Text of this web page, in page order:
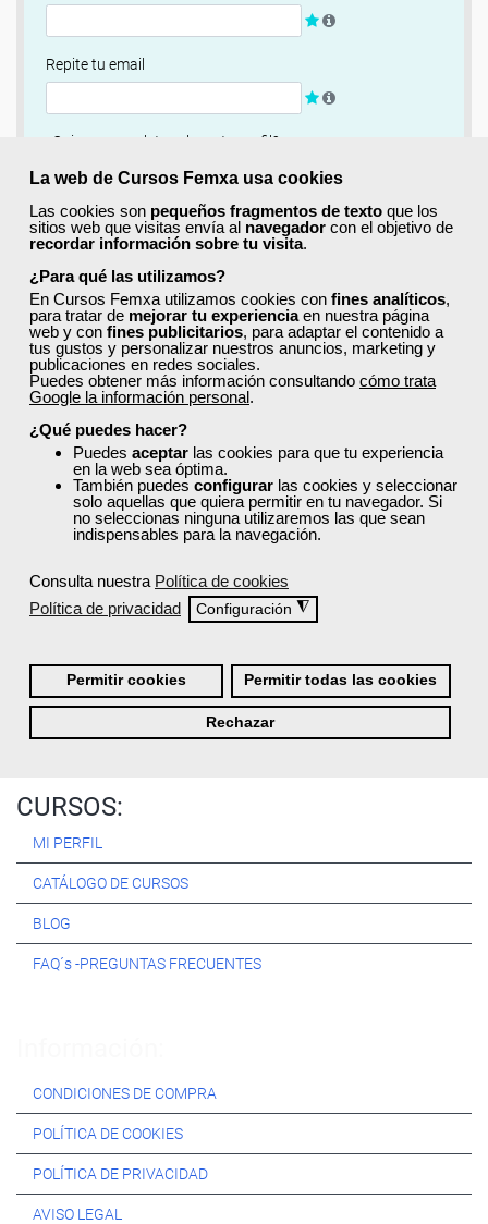
La web de Cursos Femxa usa cookies
Las cookies son pequeños fragmentos de texto que los
sitios web que visitas envía al navegador con el objetivo de
recordar información sobre tu visita.
¿Para qué las utilizamos?
En Cursos Femxa utilizamos cookies con fines analíticos,
para tratar de mejorar tu experienciaen nuestra página
web y con fines publicitarios, para adaptar el contenido a
tus gustos y personalizar nuestros anuncios, marketing y
publicaciones en redes sociales.
Puedes obtener más información consultando cómo trata
Google la información personal.
¿Qué puedes hacer?
Puedes aceptar las cookies para que tu experiencia
en la web sea óptima.
También puedes configurar las cookies y seleccionar
solo aquellas que quiera permitir en tu navegador. Si
no seleccionas ninguna utilizaremos las que sean
indispensables para la navegación.
Consulta nuestra Política de cookies
Política de privacidad
Configuración ◮
Permitir cookies Permitir todas las cookies
Rechazar
Repite tu email
¿Quieres completar ahora tu perfil?
Si
No, completaré mi perfil más adelante
Newsletter
Si, quiero recibir información sobre cursos, ofertas
exclusivas y recursos para el aprendizaje.
Términos y condiciones
He leído y acepto la Política de Privacidad
Registrarse
Quiénes Somos:
Especialistas en consultoría y formación para el empleo
Nuestro objetivo diario es, única y exclusivamente, ayudarte a
conseguir tus metas profesionales ofreciéndote los mejores
CURSOS:
MI PERFIL
CATÁLOGO DE CURSOS
BLOG
FAQ´s -PREGUNTAS FRECUENTES
CONDICIONES DE COMPRA
POLÍTICA DE COOKIES
POLÍTICA DE PRIVACIDAD
AVISO LEGAL